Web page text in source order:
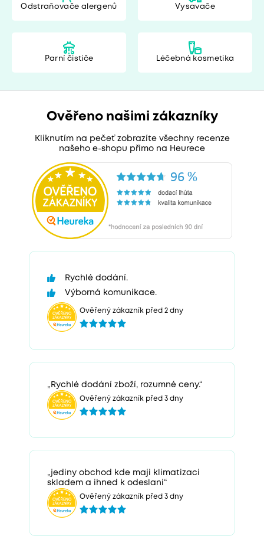
Odstraňovače alergenů Vysavače
Parní čističe Léčebná kosmetika
Ověřeno našimi zákazníky
Kliknutím na pečeť zobrazíte všechny recenze
našeho e-shopu přímo na Heurece
Rychlé dodání.
Výborná komunikace.
Ověřený zákazník před 2 dny
„Rychlé dodání zboží, rozumné ceny.“
Ověřený zákazník před 3 dny
„jediny obchod kde maji klimatizaci
skladem a ihned k odeslani“
Ověřený zákazník před 3 dny